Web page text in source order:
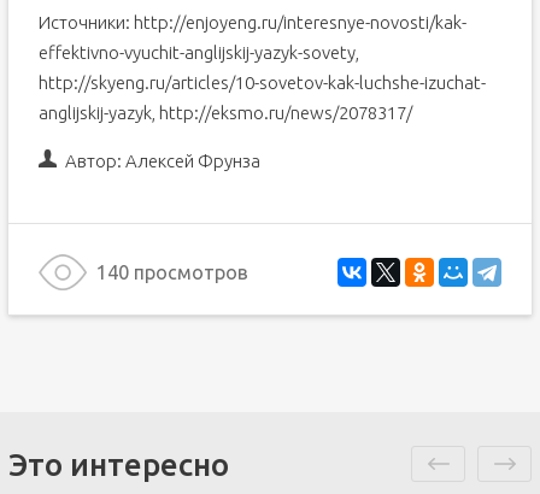
Источники: http://enjoyeng.ru/interesnye-novosti/kak-
effektivno-vyuchit-anglijskij-yazyk-sovety,
http://skyeng.ru/articles/10-sovetov-kak-luchshe-izuchat-
anglijskij-yazyk, http://eksmo.ru/news/2078317/
Автор: Алексей Фрунза
140 просмотров
Это интересно